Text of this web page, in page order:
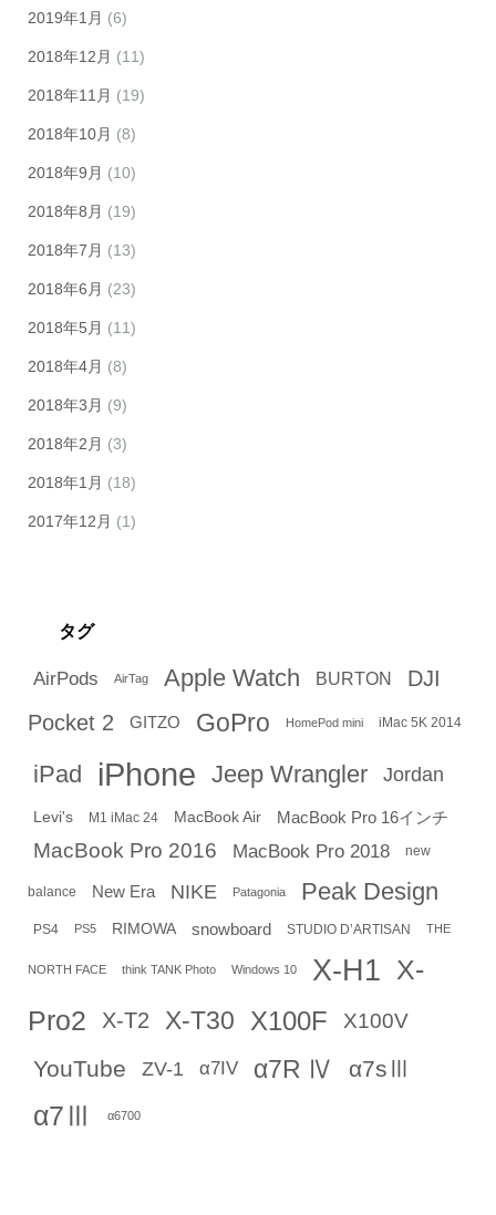
2019年1月 (6)
2018年12月 (11)
2018年11月 (19)
2018年10月 (8)
2018年9月 (10)
2018年8月 (19)
2018年7月 (13)
2018年6月 (23)
2018年5月 (11)
2018年4月 (8)
2018年3月 (9)
2018年2月 (3)
2018年1月 (18)
2017年12月 (1)
タグ
AirPods AirTag Apple Watch BURTON
DJI
Pocket 2
GITZO GoPro HomePod mini iMac 5K 2014
iPad iPhone Jeep Wrangler Jordan
Levi's M1 iMac 24 MacBook Air MacBook Pro 16インチ
MacBook Pro 2016 MacBook Pro 2018 new
balance New Era NIKE Patagonia Peak Design
PS4 PS5 RIMOWA snowboard STUDIO D’ARTISAN THE
NORTH FACE think TANK Photo Windows 10 X-H1 X-
Pro2
X-T2 X-T30 X100F X100V
YouTube ZV-1 α7IV α7R Ⅳ α7sⅢ
α7Ⅲ α6700